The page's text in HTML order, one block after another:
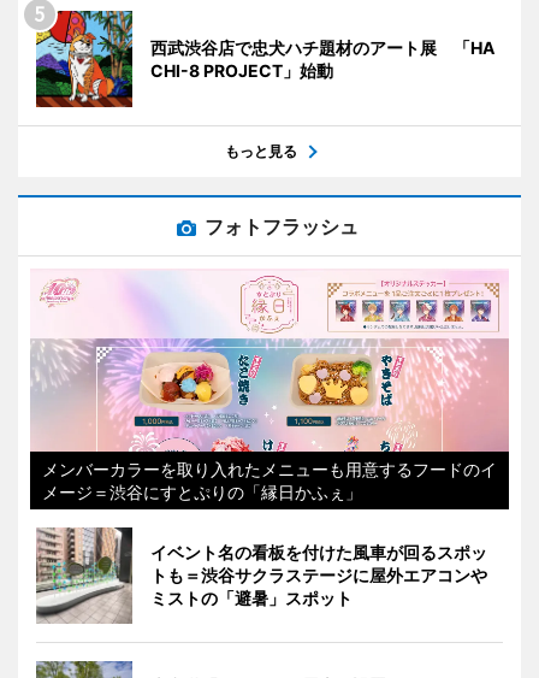
西武渋谷店で忠犬ハチ題材のアート展 「HA
CHI-8 PROJECT」始動
もっと見る
フォトフラッシュ
メンバーカラーを取り入れたメニューも用意するフードのイ
メージ＝渋谷にすとぷりの「縁日かふぇ」
イベント名の看板を付けた風車が回るスポッ
トも＝渋谷サクラステージに屋外エアコンや
ミストの「避暑」スポット